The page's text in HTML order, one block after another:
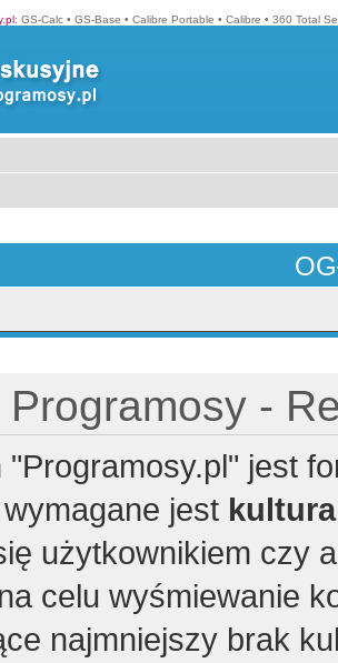
: GS-Calc • GS-Base • Calibre Portable • Calibre • 360 Total
Programosy -
"Programosy.pl" jest
jest
użytkownikiem czy
celu wyśmiewanie
najmniejszy brak